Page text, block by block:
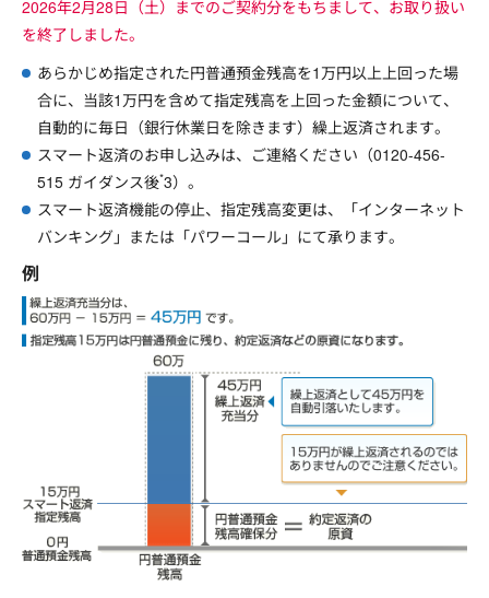
2026年2月28日（土）までのご契約分をもちまして、お取り扱い
を終了しました。
あらかじめ指定された円普通預金残高を1万円以上上回った場
合に、当該1万円を含めて指定残高を上回った金額について、
自動的に毎日（銀行休業日を除きます）繰上返済されます。
スマート返済のお申し込みは、ご連絡ください（0120-456-
515 ガイダンス後*3）。
スマート返済機能の停止、指定残高変更は、「インターネット
バンキング」または「パワーコール」にて承ります。
例